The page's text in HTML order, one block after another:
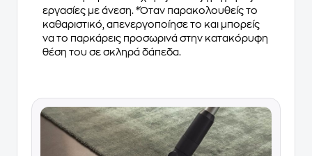
εργασίες με άνεση. *Όταν παρακολουθείς το
καθαριστικό, απενεργοποίησε το και μπορείς
να το παρκάρεις προσωρινά στην κατακόρυφη
θέση του σε σκληρά δάπεδα.